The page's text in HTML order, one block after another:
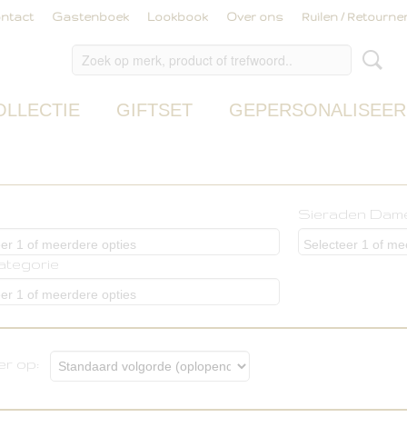
Gastenboek Lookbook Over ons Ruilen /
GIFTSET
1 of meerdere opties
Sieraden
Selecteer 1 of
1 of meerdere opties
op: